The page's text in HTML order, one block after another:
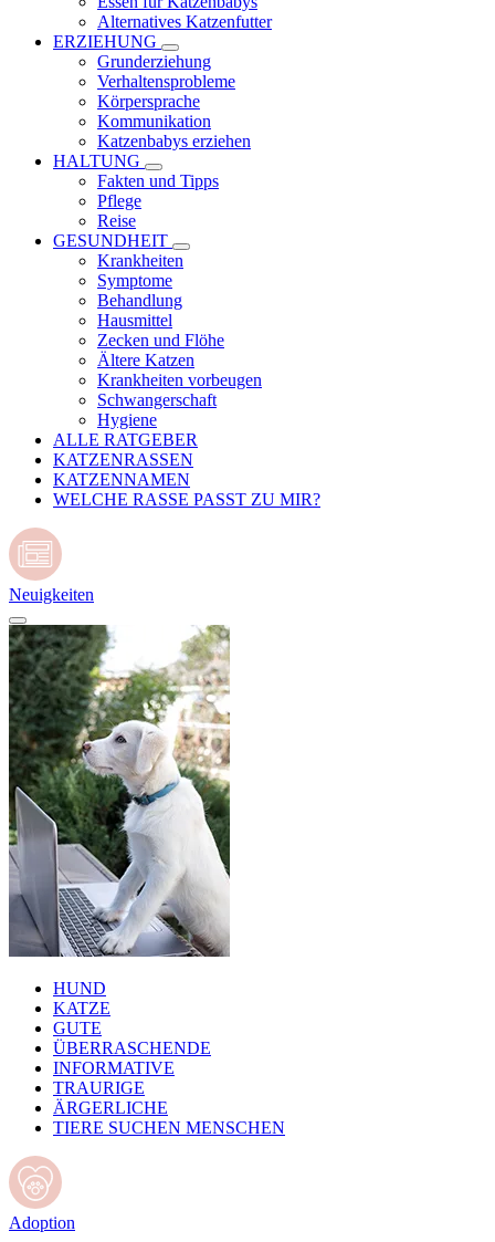
Alternatives Katzenfutter
ERZIEHUNG
Grunderziehung
Verhaltensprobleme
Körpersprache
Kommunikation
Katzenbabys erziehen
HALTUNG
Fakten und Tipps
Pflege
Reise
GESUNDHEIT
Krankheiten
Symptome
Behandlung
Hausmittel
Zecken und Flöhe
Ältere Katzen
Krankheiten vorbeugen
Schwangerschaft
Hygiene
ALLE RATGEBER
KATZENRASSEN
KATZENNAMEN
WELCHE RASSE PASST ZU MIR?
Neuigkeiten
HUND
KATZE
GUTE
ÜBERRASCHENDE
INFORMATIVE
TRAURIGE
ÄRGERLICHE
TIERE SUCHEN MENSCHEN
Adoption